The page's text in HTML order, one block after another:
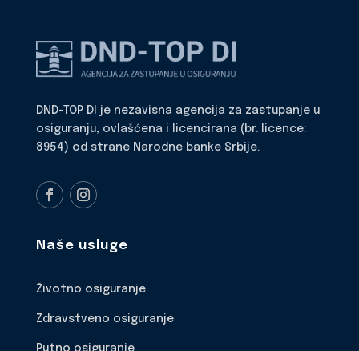
DND-TOP DI je nezavisna agencija za zastupanje u
osiguranju, ovlašćena i licencirana (br. licence:
8954) od strane Narodne banke Srbije.
Naše usluge
Životno osiguranje
Zdravstveno osiguranje